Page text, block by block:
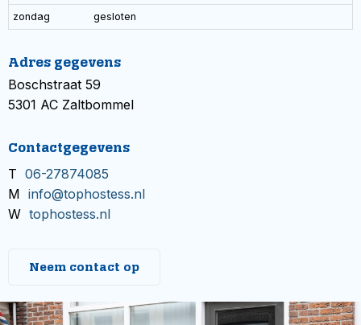
zondag gesloten
Adres gegevens
Boschstraat 59
5301 AC Zaltbommel
Contactgegevens
T 06-27874085
M info@tophostess.nl
W tophostess.nl
Neem contact op